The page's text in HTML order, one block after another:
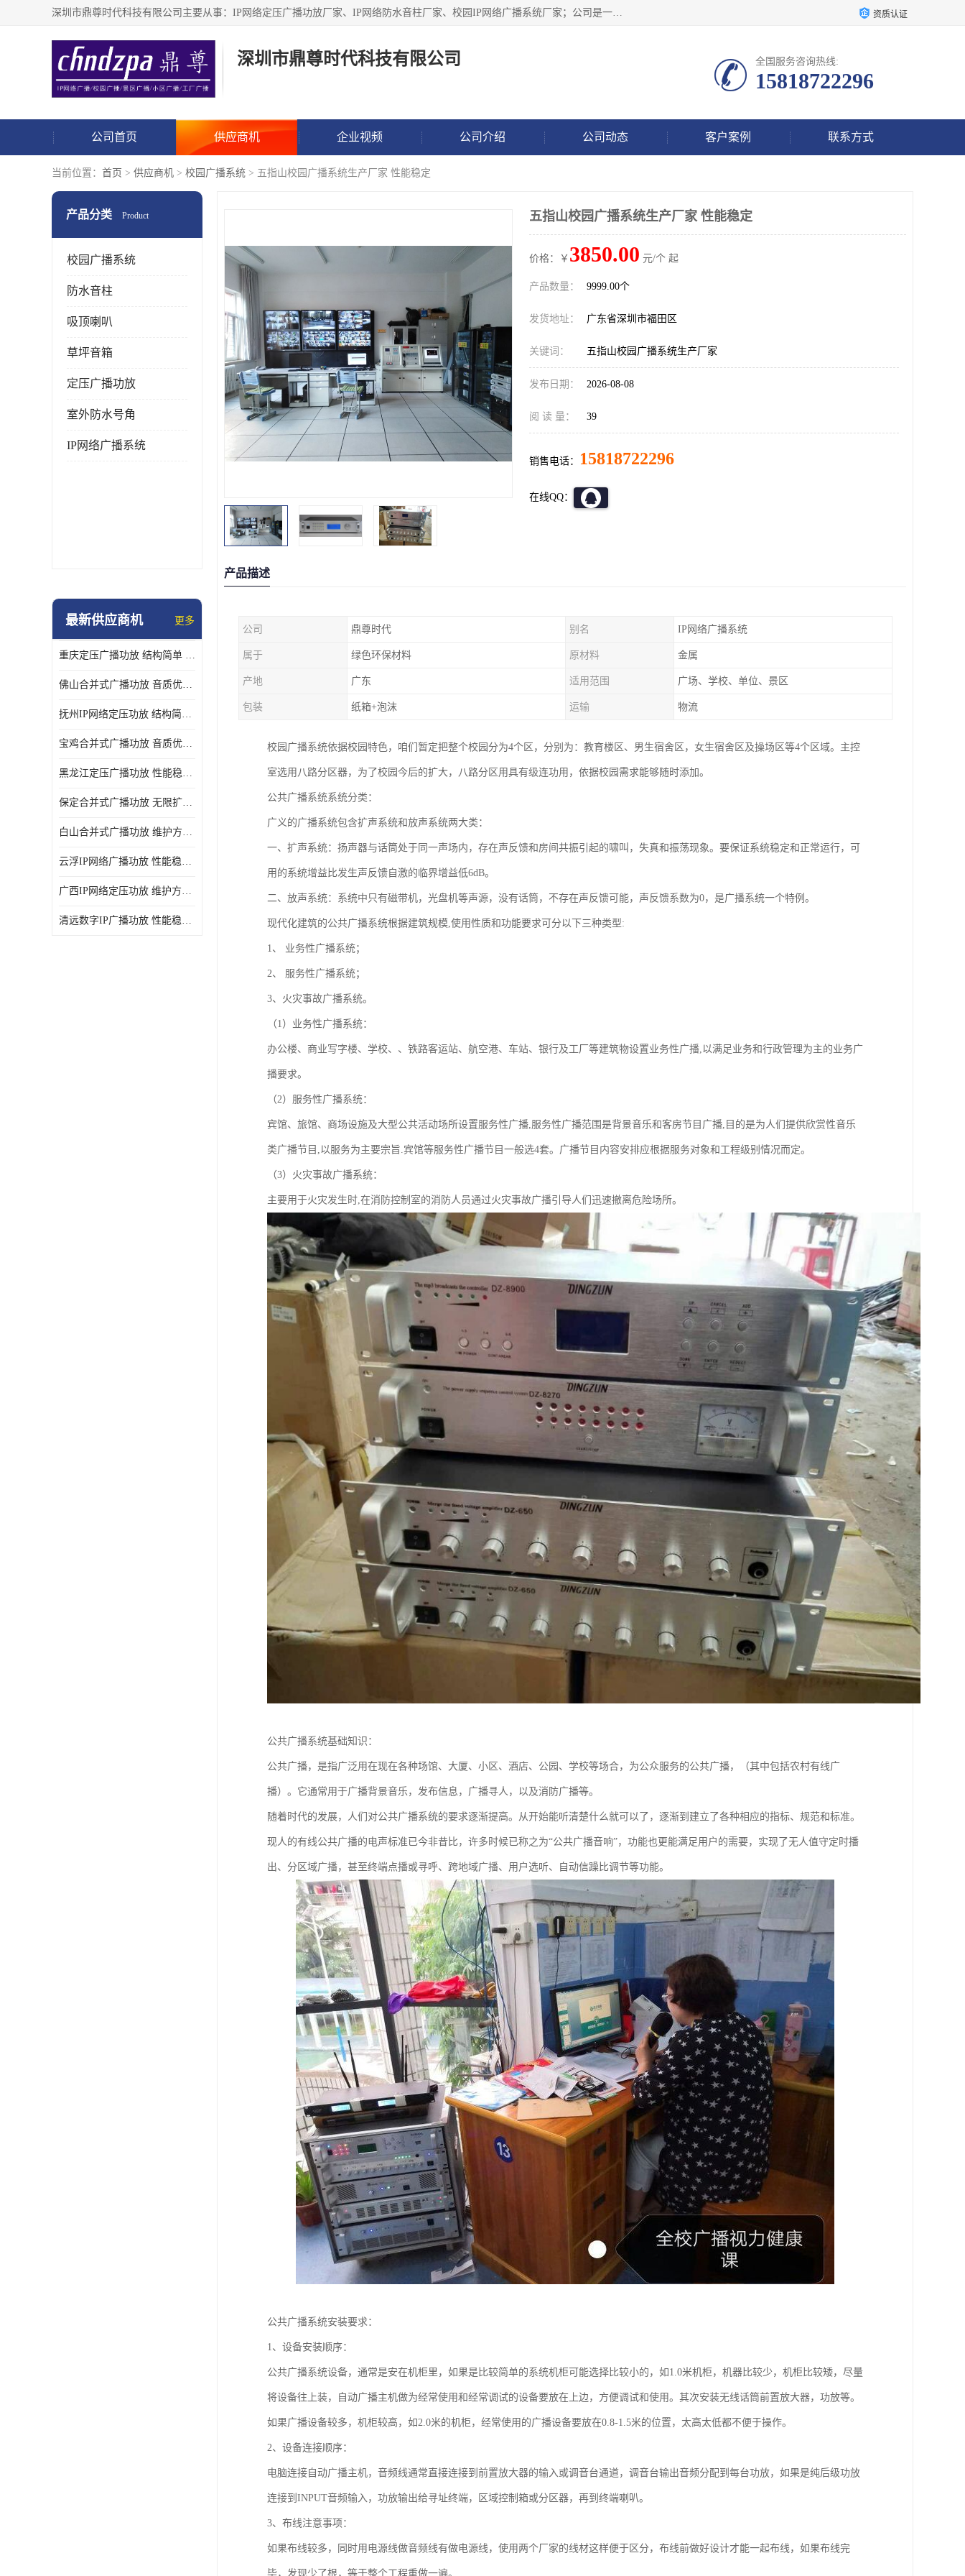
深圳市鼎尊时代科技有限公司主要从事：IP网络定压广播功放厂家、IP网络防水音柱厂家、校园IP网络广播系统厂家；公司是一家集研发、生产、销售公共广播器材于一体的现代电子科技企业。公司成立多年来，本着“自主研发技术、开拓稳定的产品”的宗旨，集多年的行业经验，引航广播行业的迅猛发展，使产品能够适应时代技术发展的需要。 资质认证
深圳市鼎尊时代科技有限公司 全国服务咨询热线:
15818722296
公司首页 供应商机 企业视频 公司介绍 公司动态 客户案例 联系方式
当前位置： 首页 > 供应商机 > 校园广播系统 > 五指山校园广播系统生产厂家 性能稳定
产品分类 Product
校园广播系统
防水音柱
吸顶喇叭
草坪音箱
定压广播功放
室外防水号角
IP网络广播系统
最新供应商机 更多
重庆定压广播功放 结构简单 传输距离远
佛山合并式广播功放 音质优美清晰 输出电压大 电流小
抚州IP网络定压功放 结构简单 多应用于公共场合
宝鸡合并式广播功放 音质优美清晰 维护方便
黑龙江定压广播功放 性能稳定 无限扩容
保定合并式广播功放 无限扩容 设计结构简单
白山合并式广播功放 维护方便 多应用于公共场合
云浮IP网络广播功放 性能稳定 设计结构简单
广西IP网络定压功放 维护方便 多应用于公共场合
清远数字IP广播功放 性能稳定 传输距离远
五指山校园广播系统生产厂家 性能稳定
价格：￥ 3850.00 元/个 起
产品数量： 9999.00个
发货地址： 广东省深圳市福田区
关键词： 五指山校园广播系统生产厂家
发布日期： 2026-08-08
阅 读 量： 39
销售电话： 15818722296
在线QQ：
产品描述
公司 鼎尊时代 别名 IP网络广播系统
属于 绿色环保材料 原材料 金属
产地 广东 适用范围 广场、学校、单位、景区
包装 纸箱+泡沫 运输 物流
校园广播系统依据校园特色，咱们暂定把整个校园分为4个区，分别为：教育楼区、男生宿舍区，女生宿舍区及操场区等4个区域。主控
室选用八路分区器，为了校园今后的扩大，八路分区用具有级连功用，依据校园需求能够随时添加。
公共广播系统系统分类：
广义的广播系统包含扩声系统和放声系统两大类：
一、扩声系统：扬声器与话筒处于同一声场内，存在声反馈和房间共振引起的啸叫，失真和振荡现象。要保证系统稳定和正常运行，可
用的系统增益比发生声反馈自激的临界增益低6dB。
二、放声系统：系统中只有磁带机，光盘机等声源，没有话筒，不存在声反馈可能，声反馈系数为0，是广播系统一个特例。
现代化建筑的公共广播系统根据建筑规模,使用性质和功能要求可分以下三种类型:
1、 业务性广播系统；
2、 服务性广播系统；
3、火灾事故广播系统。
（1）业务性广播系统：
办公楼、商业写字楼、学校、、铁路客运站、航空港、车站、银行及工厂等建筑物设置业务性广播,以满足业务和行政管理为主的业务广
播要求。
（2）服务性广播系统：
宾馆、旅馆、商场设施及大型公共活动场所设置服务性广播,服务性广播范围是背景音乐和客房节目广播,目的是为人们提供欣赏性音乐
类广播节目,以服务为主要宗旨.宾馆等服务性广播节目一般选4套。广播节目内容安排应根据服务对象和工程级别情况而定。
（3）火灾事故广播系统：
主要用于火灾发生时,在消防控制室的消防人员通过火灾事故广播引导人们迅速撤离危险场所。
公共广播系统基础知识：
公共广播，是指广泛用在现在各种场馆、大厦、小区、酒店、公园、学校等场合，为公众服务的公共广播，（其中包括农村有线广
播）。它通常用于广播背景音乐，发布信息，广播寻人，以及消防广播等。
随着时代的发展，人们对公共广播系统的要求逐渐提高。从开始能听清楚什么就可以了，逐渐到建立了各种相应的指标、规范和标准。
现人的有线公共广播的电声标准已今非昔比，许多时候已称之为“公共广播音响”，功能也更能满足用户的需要，实现了无人值守定时播
出、分区域广播，甚至终端点播或寻呼、跨地域广播、用户选听、自动信躁比调节等功能。
公共广播系统安装要求：
1、设备安装顺序：
公共广播系统设备，通常是安在机柜里，如果是比较简单的系统机柜可能选择比较小的，如1.0米机柜，机器比较少，机柜比较矮，尽量
将设备往上装，自动广播主机做为经常使用和经常调试的设备要放在上边，方便调试和使用。其次安装无线话筒前置放大器，功放等。
如果广播设备较多，机柜较高，如2.0米的机柜，经常使用的广播设备要放在0.8-1.5米的位置，太高太低都不便于操作。
2、设备连接顺序：
电脑连接自动广播主机，音频线通常直接连接到前置放大器的输入或调音台通道，调音台输出音频分配到每台功放，如果是纯后级功放
连接到INPUT音频输入，功放输出给寻址终端，区域控制箱或分区器，再到终端喇叭。
3、布线注意事项：
如果布线较多，同时用电源线做音频线有做电源线，使用两个厂家的线材这样便于区分，布线前做好设计才能一起布线，如果布线完
毕，发现少了根，等于整个工程重做一遍。